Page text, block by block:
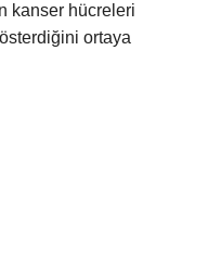
kanser hücreleri
ortaya